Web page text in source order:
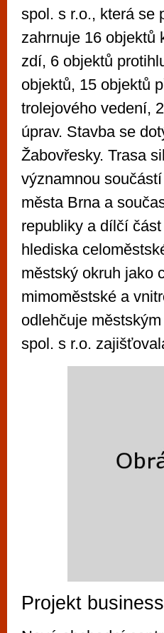
spol. s r.o., která se
zahrnuje 16 objektů
zdí, 6 objektů
objektů, 15 objektů
trolejového vedení,
úprav. Stavba se
Žabovřesky. Trasa
významnou
města Brna a
republiky a dílčí
hlediska
městský okruh jako
mimoměstské a
odlehčuje
spol. s r.o.
Projekt